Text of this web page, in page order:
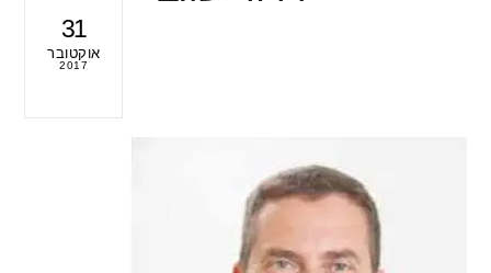
31
אוקטובר
2017